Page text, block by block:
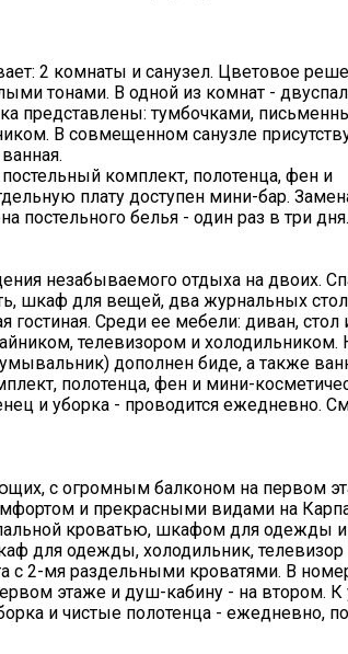
2 комнаты и санузел. Цветовое
тонами. В одной из комнат -
представлены: тумбочками,
В совмещенном санузле
комплект, полотенца, фен и
плату доступен мини-бар.
постельного белья - один раз в три дня.
незабываемого отдыха на двоих.
шкаф для вещей, два журнальных
гостиная. Среди ее мебели: диван,
телевизором и холодильником.
дополнен биде, а также
полотенца, фен и мини-
и уборка - проводится ежедневно.
с огромным балконом на первом
и прекрасными видами на
кроватью, шкафом для одежды и
для одежды, холодильник, телевизор
с 2-мя раздельными кроватями. В
этаже и душ-кабину - на втором. К
и чистые полотенца - ежедневно,